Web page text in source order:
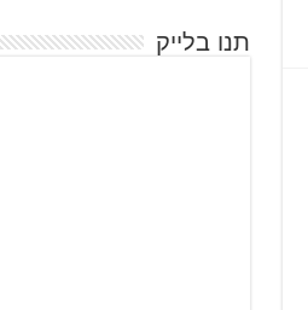
תנו בלייק